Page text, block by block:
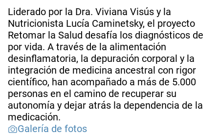
Liderado por la Dra. Viviana Visús y la
Nutricionista Lucía Caminetsky, el proyecto
Retomar la Salud desafía los diagnósticos de
por vida. A través de la alimentación
desinflamatoria, la depuración corporal y la
integración de medicina ancestral con rigor
científico, han acompañado a más de 5.000
personas en el camino de recuperar su
autonomía y dejar atrás la dependencia de la
medicación.
Galería de fotos